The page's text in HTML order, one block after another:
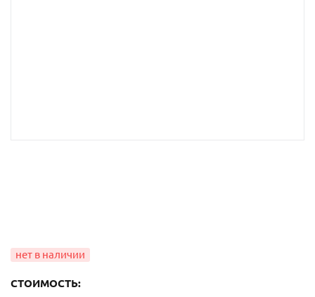
СТОИМОСТЬ: